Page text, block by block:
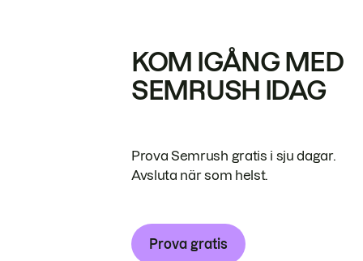
KOM IGÅNG MED
SEMRUSH IDAG
Prova Semrush gratis i sju dagar.
Avsluta när som helst.
Prova gratis